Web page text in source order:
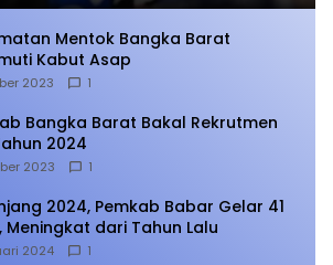
Mentok Bangka Barat
Kabut Asap
2023 1
Bangka Barat Bakal Rekrutmen
2024
2023 1
2024, Pemkab Babar Gelar 41
Meningkat dari Tahun Lalu
2024 1